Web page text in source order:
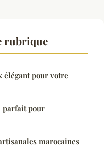
rubrique
élégant pour votre
parfait pour
marocaines